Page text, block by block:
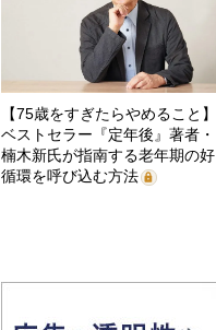
【75歳をすぎたらやめること】
ベストセラー『定年後』著者・
楠木新氏が指南する老年期の好
循環を呼び込む方法